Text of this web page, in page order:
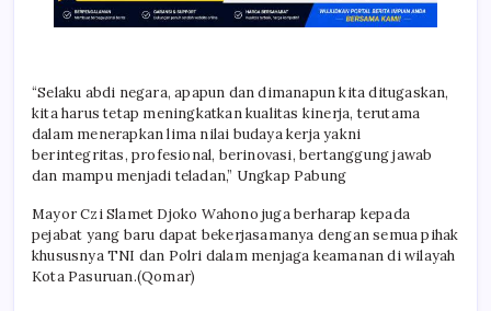
“Selaku abdi negara, apapun dan dimanapun kita ditugaskan,
kita harus tetap meningkatkan kualitas kinerja, terutama
dalam menerapkan lima nilai budaya kerja yakni
berintegritas, profesional, berinovasi, bertanggung jawab
dan mampu menjadi teladan,” Ungkap Pabung
Mayor Czi Slamet Djoko Wahono juga berharap kepada
pejabat yang baru dapat bekerjasamanya dengan semua pihak
khususnya TNI dan Polri dalam menjaga keamanan di wilayah
Kota Pasuruan.(Qomar)